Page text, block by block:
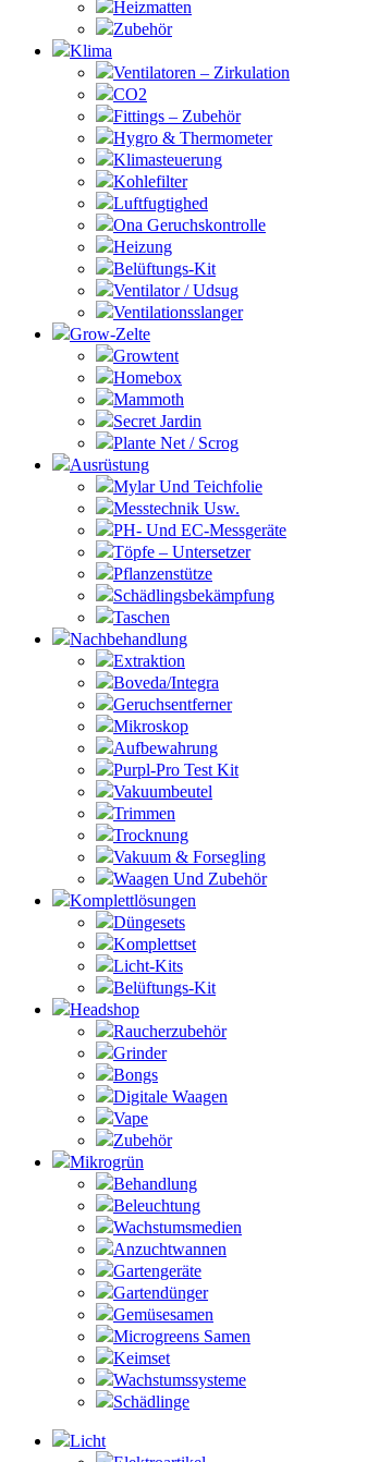
Heizmatten
Zubehör
Klima
Ventilatoren – Zirkulation
CO2
Fittings – Zubehör
Hygro & Thermometer
Klimasteuerung
Kohlefilter
Luftfugtighed
Ona Geruchskontrolle
Heizung
Belüftungs-Kit
Ventilator / Udsug
Ventilationsslanger
Grow-Zelte
Growtent
Homebox
Mammoth
Secret Jardin
Plante Net / Scrog
Ausrüstung
Mylar Und Teichfolie
Messtechnik Usw.
PH- Und EC-Messgeräte
Töpfe – Untersetzer
Pflanzenstütze
Schädlingsbekämpfung
Taschen
Nachbehandlung
Extraktion
Boveda/Integra
Geruchsentferner
Mikroskop
Aufbewahrung
Purpl-Pro Test Kit
Vakuumbeutel
Trimmen
Trocknung
Vakuum & Forsegling
Waagen Und Zubehör
Komplettlösungen
Düngesets
Komplettset
Licht-Kits
Belüftungs-Kit
Headshop
Raucherzubehör
Grinder
Bongs
Digitale Waagen
Vape
Zubehör
Mikrogrün
Behandlung
Beleuchtung
Wachstumsmedien
Anzuchtwannen
Gartengeräte
Gartendünger
Gemüsesamen
Microgreens Samen
Keimset
Wachstumssysteme
Schädlinge
Licht